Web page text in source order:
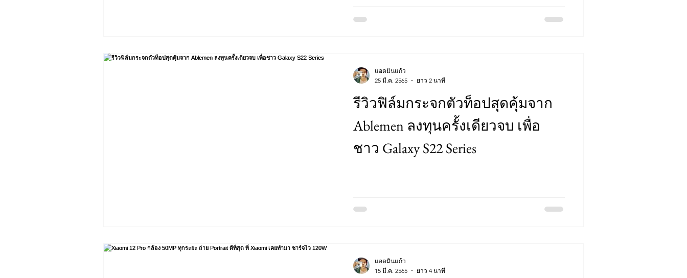
รีวิวฟิล์มกระจกตัวท็อปสุดคุ้มจาก
Ablemen ลงทุนครั้งเดียวจบ เพื่อ
ชาว Galaxy S22 Series
แอดมินแก้ว
25 มี.ค. 2565
ยาว 2 นาที
แอดมินแก้ว
15 มี.ค. 2565
ยาว 4 นาที